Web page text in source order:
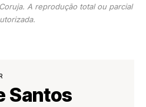
A reprodução total ou parcial
Santos